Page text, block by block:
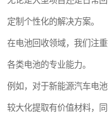
定制个性化的解决方案。
在电池回收领域，我们注
各类电池的专业能力。
例如，对于新能源汽车电
较大化提取有价值材料，同